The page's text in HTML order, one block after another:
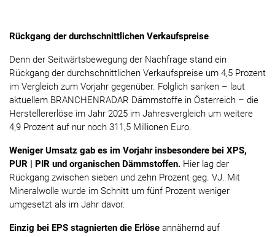
Rückgang der durchschnittlichen Verkaufspreise
Denn der Seitwärtsbewegung der Nachfrage stand ein
Rückgang der durchschnittlichen Verkaufspreise um 4,5 Prozent
im Vergleich zum Vorjahr gegenüber. Folglich sanken – laut
aktuellem BRANCHENRADAR Dämmstoffe in Österreich – die
Herstellererlöse im Jahr 2025 im Jahresvergleich um weitere
4,9 Prozent auf nur noch 311,5 Millionen Euro.
Weniger Umsatz gab es im Vorjahr insbesondere bei XPS,
PUR | PIR und organischen Dämmstoffen. Hier lag der
Rückgang zwischen sieben und zehn Prozent geg. VJ. Mit
Mineralwolle wurde im Schnitt um fünf Prozent weniger
umgesetzt als im Jahr davor.
Einzig bei EPS stagnierten die Erlöse annähernd auf